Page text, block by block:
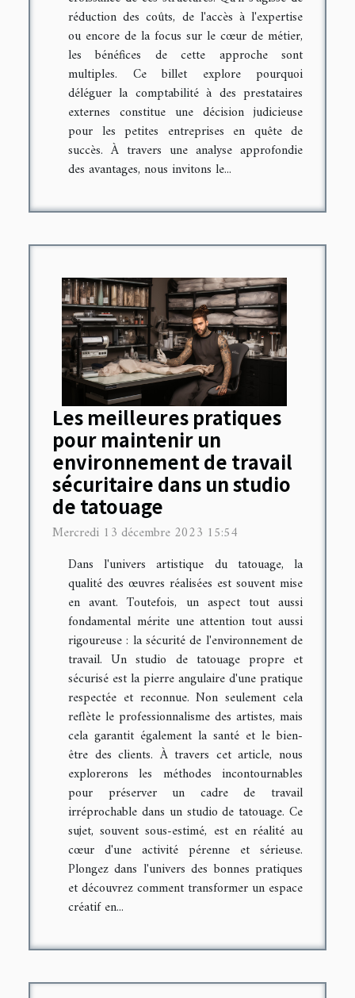
réduction des coûts, de l'accès à l'expertise
ou encore de la focus sur le cœur de métier,
les bénéfices de cette approche sont
multiples. Ce billet explore pourquoi
déléguer la comptabilité à des prestataires
externes constitue une décision judicieuse
pour les petites entreprises en quête de
succès. À travers une analyse approfondie
des avantages, nous invitons le...
Les meilleures pratiques
pour maintenir un
environnement de travail
sécuritaire dans un studio
de tatouage
Mercredi 13 décembre 2023 15:54
Dans l'univers artistique du tatouage, la
qualité des œuvres réalisées est souvent mise
en avant. Toutefois, un aspect tout aussi
fondamental mérite une attention tout aussi
rigoureuse : la sécurité de l'environnement de
travail. Un studio de tatouage propre et
sécurisé est la pierre angulaire d'une pratique
respectée et reconnue. Non seulement cela
reflète le professionnalisme des artistes, mais
cela garantit également la santé et le bien-
être des clients. À travers cet article, nous
explorerons les méthodes incontournables
pour préserver un cadre de travail
irréprochable dans un studio de tatouage. Ce
sujet, souvent sous-estimé, est en réalité au
cœur d'une activité pérenne et sérieuse.
Plongez dans l'univers des bonnes pratiques
et découvrez comment transformer un espace
créatif en...